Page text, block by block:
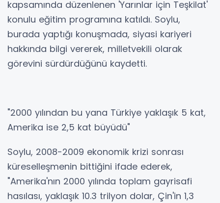
kapsamında düzenlenen 'Yarınlar için Teşkilat'
konulu eğitim programına katıldı. Soylu,
burada yaptığı konuşmada, siyasi kariyeri
hakkında bilgi vererek, milletvekili olarak
görevini sürdürdüğünü kaydetti.
"2000 yılından bu yana Türkiye yaklaşık 5 kat,
Amerika ise 2,5 kat büyüdü"
Soylu, 2008-2009 ekonomik krizi sonrası
küreselleşmenin bittiğini ifade ederek,
"Amerika'nın 2000 yılında toplam gayrisafi
hasılası, yaklaşık 10.3 trilyon dolar, Çin'in 1,3